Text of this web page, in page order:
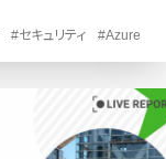
#セキュリティ #Azure